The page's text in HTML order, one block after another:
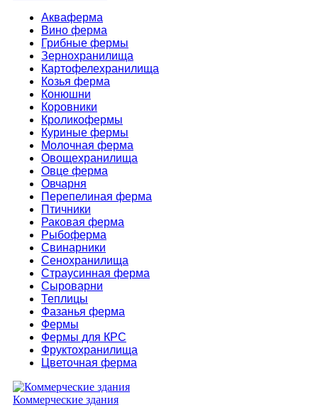
Акваферма
Вино ферма
Грибные фермы
Зернохранилища
Картофелехранилища
Козья ферма
Конюшни
Коровники
Кроликофермы
Куриные фермы
Молочная ферма
Овощехранилища
Овце ферма
Овчарня
Перепелиная ферма
Птичники
Раковая ферма
Рыбоферма
Свинарники
Сенохранилища
Страусинная ферма
Сыроварни
Теплицы
Фазанья ферма
Фермы
Фермы для КРС
Фруктохранилища
Цветочная ферма
Коммерческие здания